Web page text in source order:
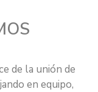
de la unión de
en equipo,